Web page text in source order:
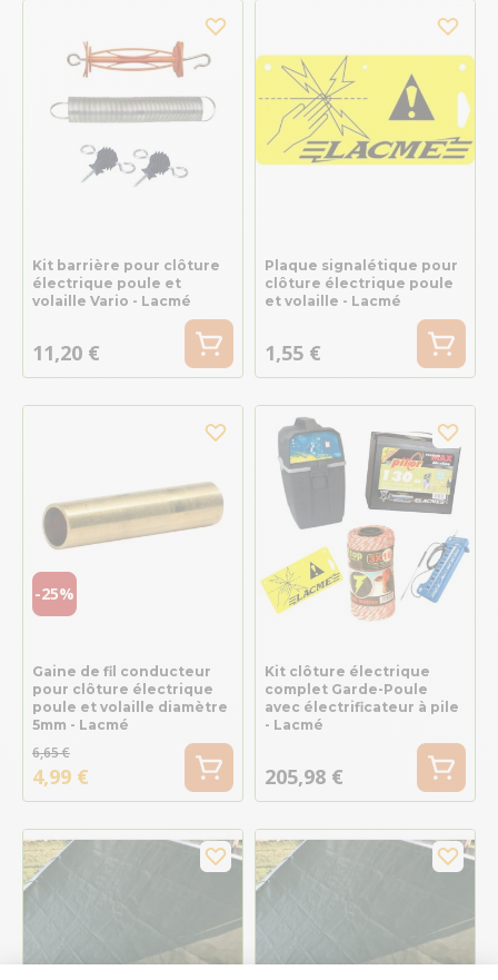
Kit barrière pour clôture
électrique poule et
volaille Vario - Lacmé
11,20 €
Plaque signalétique pour
clôture électrique poule
et volaille - Lacmé
1,55 €
-25%
Gaine de fil conducteur
pour clôture électrique
poule et volaille diamètre
5mm - Lacmé
6,65 €
4,99 €
Kit clôture électrique
complet Garde-Poule
avec électrificateur à pile
- Lacmé
205,98 €